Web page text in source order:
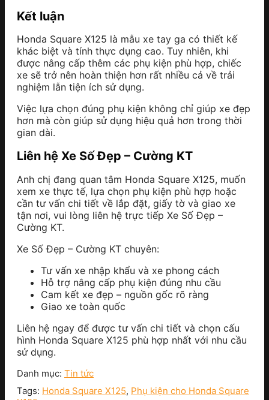
Kết luận
Honda Square X125 là mẫu xe tay ga có thiết kế
khác biệt và tính thực dụng cao. Tuy nhiên, khi
được nâng cấp thêm các phụ kiện phù hợp, chiếc
xe sẽ trở nên hoàn thiện hơn rất nhiều cả về trải
nghiệm lẫn tiện ích sử dụng.
Việc lựa chọn đúng phụ kiện không chỉ giúp xe đẹp
hơn mà còn giúp sử dụng hiệu quả hơn trong thời
gian dài.
Liên hệ Xe Số Đẹp – Cường KT
Anh chị đang quan tâm Honda Square X125, muốn
xem xe thực tế, lựa chọn phụ kiện phù hợp hoặc
cần tư vấn chi tiết về lắp đặt, giấy tờ và giao xe
tận nơi, vui lòng liên hệ trực tiếp Xe Số Đẹp –
Cường KT.
Xe Số Đẹp – Cường KT chuyên:
Tư vấn xe nhập khẩu và xe phong cách
Hỗ trợ nâng cấp phụ kiện đúng nhu cầu
Cam kết xe đẹp – nguồn gốc rõ ràng
Giao xe toàn quốc
Liên hệ ngay để được tư vấn chi tiết và chọn cấu
hình Honda Square X125 phù hợp nhất với nhu cầu
sử dụng.
Danh mục: Tin tức
Tags: Honda Square X125, Phụ kiện cho Honda Square